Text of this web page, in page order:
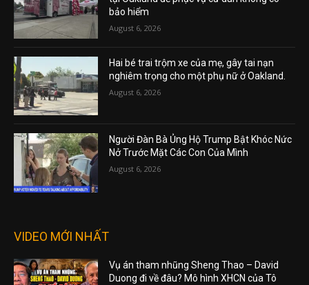
bảo hiểm
August 6, 2026
Hai bé trai trộm xe của mẹ, gây tai nạn
nghiêm trọng cho một phụ nữ ở Oakland.
August 6, 2026
Người Đàn Bà Ủng Hộ Trump Bật Khóc Nức
Nở Trước Mặt Các Con Của Mình
August 6, 2026
VIDEO MỚI NHẤT
Vụ án tham nhũng Sheng Thao – David
Duong đi về đâu? Mô hình XHCN của Tô